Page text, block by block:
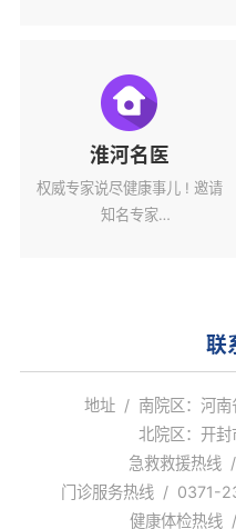
淮河名医
权威专家说尽健康事儿 ! 邀请
知名专家
联
地址 / 南院区：河南
北院区：开
急救救援热
门诊服务热线 / 0371-
健康体检热